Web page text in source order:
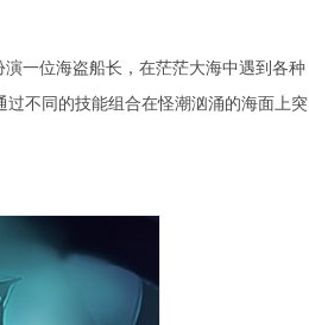
演一位海盗船长，在茫茫大海中遇到各种
不同的技能组合在怪潮汹涌的海面上突